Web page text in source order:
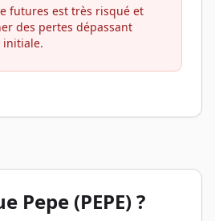
futures est très risqué et
des pertes dépassant
initiale.
Pepe (PEPE) ?